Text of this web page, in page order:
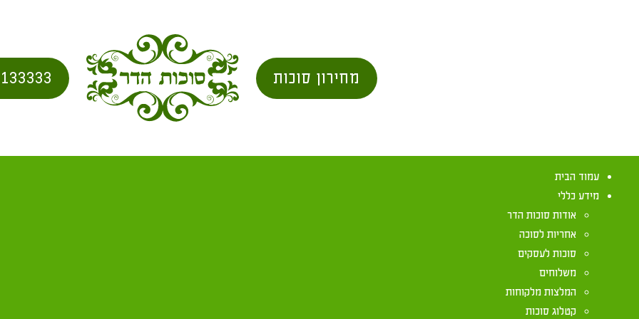
מחירון סוכות
עמוד הבית
מידע כללי
אודות סוכות הדר
אחריות לסוכה
סוכות לעסקים
משלוחים
המלצות מלקוחות
קטלוג סוכות